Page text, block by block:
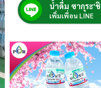
น้ำดื่ม ซากุระ'ชิ
เพิ่มเพื่อน LINE